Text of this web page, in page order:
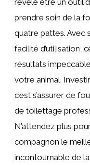
prendre soin de la
quatre pattes. Avec
facilité d’utilisation,
résultats
votre animal.
c’est s’assurer de
de toilettage
N’attendez plus
compagnon le
incontournable de